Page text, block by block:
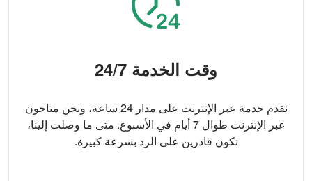
وقت الخدمة 24/7
نقدم خدمة عبر الإنترنت على مدار 24 ساعة، ونحن متاحون
عبر الإنترنت طوال 7 أيام في الأسبوع. متى ما وصلت إلينا،
نكون قادرين على الرد بسرعة كبيرة.